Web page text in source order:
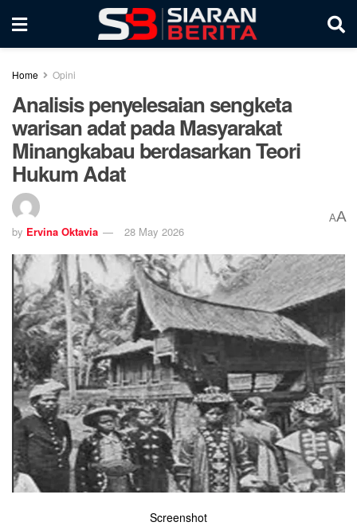
Home Opini
Analisis penyelesaian sengketa
warisan adat pada Masyarakat
Minangkabau berdasarkan Teori
Hukum Adat
by Ervina Oktavia 28 May 2026
AA
Screenshot